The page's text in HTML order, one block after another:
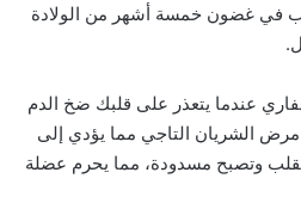
في غضون خمسة أشهر من الولادة
عندما يتعذر على قلبك ضخ الدم
الشريان التاجي مما يؤدي إلى
وتصبح مسدودة، مما يحرم عضلة